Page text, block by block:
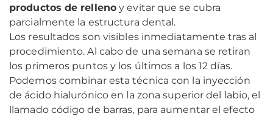
productos de relleno y evitar que se cubra
parcialmente la estructura dental.
Los resultados son visibles inmediatamente tras al
procedimiento. Al cabo de una semana se retiran
los primeros puntos y los últimos a los 12 días.
Podemos combinar esta técnica con la inyección
de ácido hialurónico en la zona superior del labio, el
llamado código de barras, para aumentar el efecto